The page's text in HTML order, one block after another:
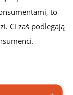
to
Ci zaś podlegają